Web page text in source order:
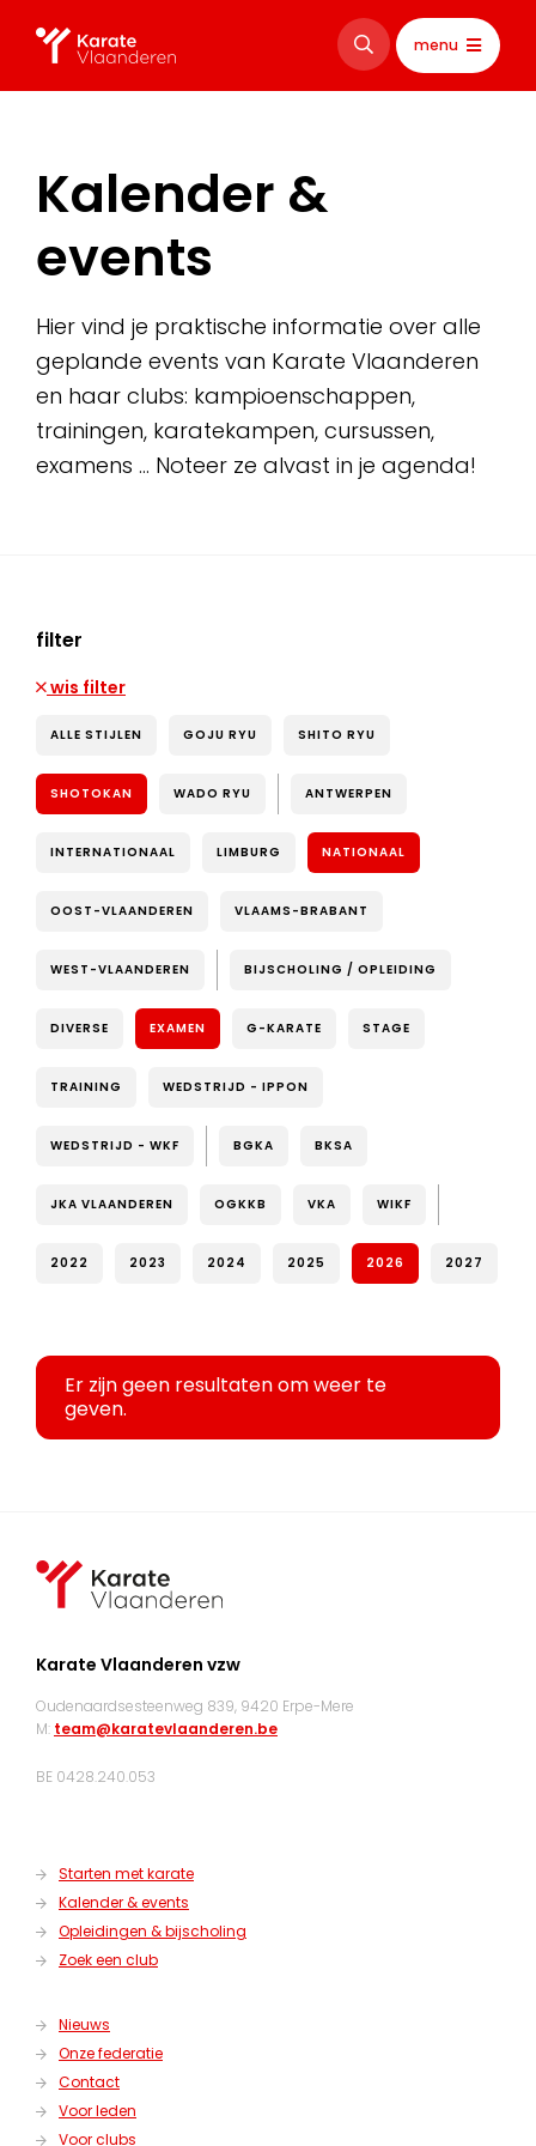
menu
Kalender &
events
Hier vind je praktische informatie over alle
geplande events van Karate Vlaanderen
en haar clubs: kampioenschappen,
trainingen, karatekampen, cursussen,
examens … Noteer ze alvast in je agenda!
filter
wis filter
ALLE STIJLEN GOJU RYU SHITO RYU
SHOTOKAN WADO RYU ANTWERPEN
INTERNATIONAAL LIMBURG NATIONAAL
OOST-VLAANDEREN VLAAMS-BRABANT
WEST-VLAANDEREN BIJSCHOLING / OPLEIDING
DIVERSE EXAMEN G-KARATE STAGE
TRAINING WEDSTRIJD - IPPON
WEDSTRIJD - WKF BGKA BKSA
JKA VLAANDEREN OGKKB VKA WIKF
2022 2023 2024 2025 2026 2027
Er zijn geen resultaten om weer te
geven.
Karate Vlaanderen vzw
Oudenaardsesteenweg 839, 9420 Erpe-Mere
M: team@karatevlaanderen.be
BE 0428.240.053
Starten met karate
Kalender & events
Opleidingen & bijscholing
Zoek een club
Nieuws
Onze federatie
Contact
Voor leden
Voor clubs